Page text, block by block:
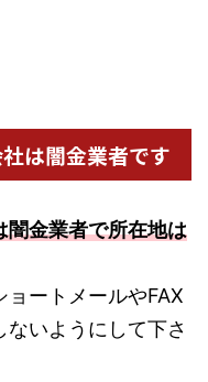
は闇金業者です
闇金業者で所在地は
ートメールやFAX
いようにして下さ